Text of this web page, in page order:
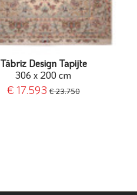
Täbriz Design Tapijte
306 x 200 cm
€ 17.593 € 23.750